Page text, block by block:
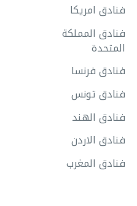
فنادق امريكا
فنادق المملكة
المتحدة
فنادق فرنسا
فنادق تونس
فنادق الهند
فنادق الاردن
فنادق المغرب